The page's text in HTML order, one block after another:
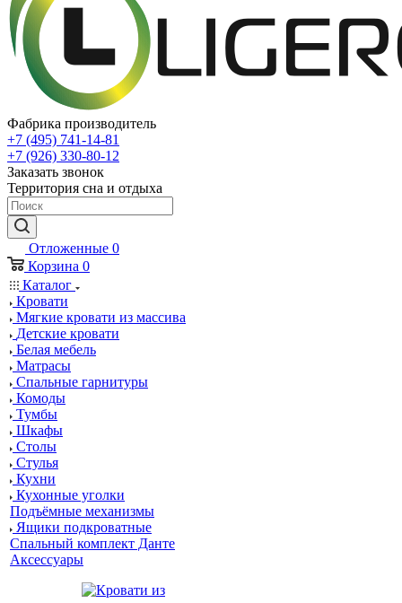
Фабрика производитель
+7 (495) 741-14-81
+7 (926) 330-80-12
Заказать звонок
Территория сна и отдыха
Отложенные 0
Корзина 0
Каталог
Кровати
Мягкие кровати из массива
Детские кровати
Белая мебель
Матрасы
Спальные гарнитуры
Комоды
Тумбы
Шкафы
Столы
Стулья
Кухни
Кухонные уголки
Подъёмные механизмы
Ящики подкроватные
Спальный комплект Данте
Аксессуары